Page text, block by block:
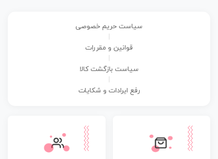
سیاست حریم خصوصی
قوانین و مقررات
سیاست بازگشت کالا
رفع ایرادات و شکایات